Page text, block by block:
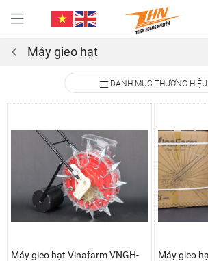
Máy gieo hạt
DANH MỤC THƯƠNG HIỆU
Máy gieo hạt Vinafarm VNGH-
Máy gieo